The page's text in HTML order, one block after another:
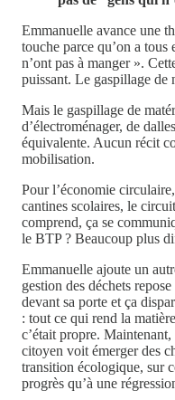
Emmanuelle avance une
touche parce qu’on a tous
n’ont pas à manger ».
puissant. Le gaspillage de
Mais le gaspillage de
d’électroménager, de
équivalente. Aucun récit
mobilisation.
Pour l’économie
cantines scolaires, le
comprend, ça se
le BTP ? Beaucoup plus
Emmanuelle ajoute un
gestion des déchets
devant sa porte et ça
: tout ce qui rend la
c’était propre.
citoyen voit émerger des
transition écologique, sur
progrès qu’à une